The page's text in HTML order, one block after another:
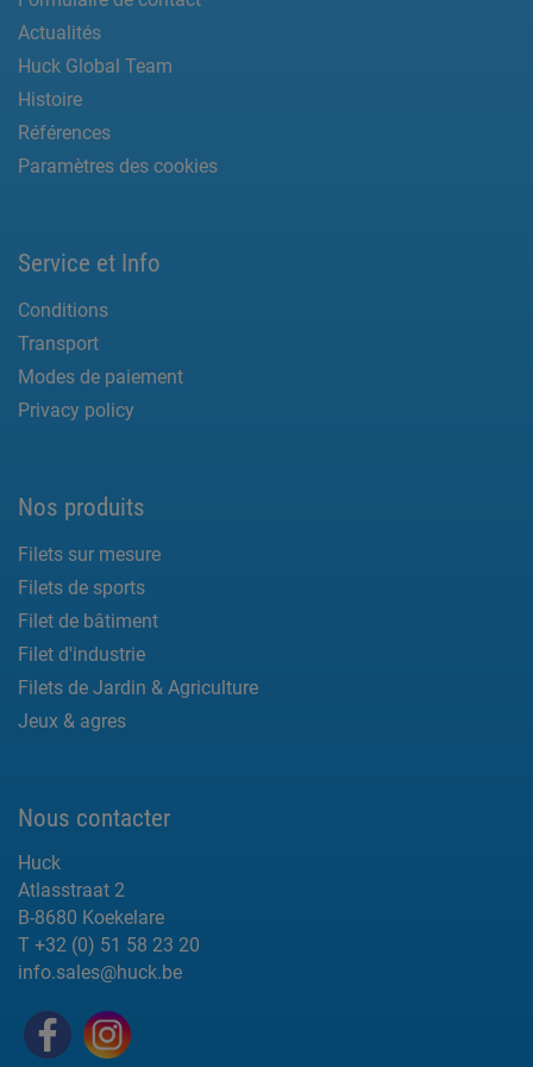
Actualités
Huck Global Team
Histoire
Références
Paramètres des cookies
Service et Info
Conditions
Transport
Modes de paiement
Privacy policy
Nos produits
Filets sur mesure
Filets de sports
Filet de bâtiment
Filet d'industrie
Filets de Jardin & Agriculture
Jeux & agres
Nous contacter
Huck
Atlasstraat 2
B-8680 Koekelare
T +32 (0) 51 58 23 20
info.sales@huck.be